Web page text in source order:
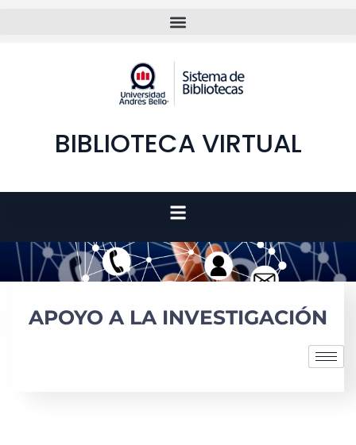
BIBLIOTECA VIRTUAL
APOYO A LA INVESTIGACIÓN